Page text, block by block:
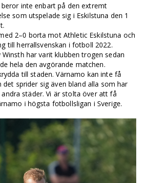
inte enbart på den extremt
som utspelade sig i Eskilstuna den 1
2–0 borta mot Athletic Eskilstuna och
till herrallsvenskan i fotboll 2022.
Winsth har varit klubben trogen sedan
hela den avgörande matchen.
till staden. Värnamo kan inte få
sprider sig även bland alla som har
städer. Vi är stolta över att få
i högsta fotbollsligan i Sverige.